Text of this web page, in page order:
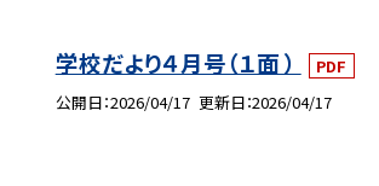
学校だより４月号（１面 ）
PDF
公開日 2026/04/17 更新日 2026/04/17